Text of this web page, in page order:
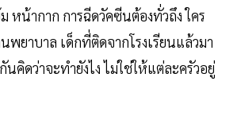
หน้ากาก การฉีดวัคซีนต้องทั่วถึง ใคร
พยาบาล เด็กที่ติดจากโรงเรียนแล้วมา
คิดว่าจะทำยังไง ไม่ใช่ให้แต่ละครัวอยู่